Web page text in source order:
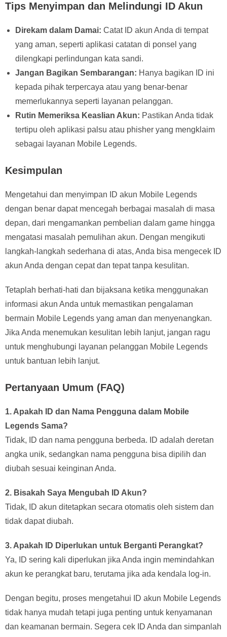
Tips Menyimpan dan Melindungi ID Akun
Direkam dalam Damai: Catat ID akun Anda di tempat
yang aman, seperti aplikasi catatan di ponsel yang
dilengkapi perlindungan kata sandi.
Jangan Bagikan Sembarangan: Hanya bagikan ID ini
kepada pihak terpercaya atau yang benar-benar
memerlukannya seperti layanan pelanggan.
Rutin Memeriksa Keaslian Akun: Pastikan Anda tidak
tertipu oleh aplikasi palsu atau phisher yang mengklaim
sebagai layanan Mobile Legends.
Kesimpulan
Mengetahui dan menyimpan ID akun Mobile Legends
dengan benar dapat mencegah berbagai masalah di masa
depan, dari mengamankan pembelian dalam game hingga
mengatasi masalah pemulihan akun. Dengan mengikuti
langkah-langkah sederhana di atas, Anda bisa mengecek ID
akun Anda dengan cepat dan tepat tanpa kesulitan.
Tetaplah berhati-hati dan bijaksana ketika menggunakan
informasi akun Anda untuk memastikan pengalaman
bermain Mobile Legends yang aman dan menyenangkan.
Jika Anda menemukan kesulitan lebih lanjut, jangan ragu
untuk menghubungi layanan pelanggan Mobile Legends
untuk bantuan lebih lanjut.
Pertanyaan Umum (FAQ)
1. Apakah ID dan Nama Pengguna dalam Mobile
Legends Sama?
Tidak, ID dan nama pengguna berbeda. ID adalah deretan
angka unik, sedangkan nama pengguna bisa dipilih dan
diubah sesuai keinginan Anda.
2. Bisakah Saya Mengubah ID Akun?
Tidak, ID akun ditetapkan secara otomatis oleh sistem dan
tidak dapat diubah.
3. Apakah ID Diperlukan untuk Berganti Perangkat?
Ya, ID sering kali diperlukan jika Anda ingin memindahkan
akun ke perangkat baru, terutama jika ada kendala log-in.
Dengan begitu, proses mengetahui ID akun Mobile Legends
tidak hanya mudah tetapi juga penting untuk kenyamanan
dan keamanan bermain. Segera cek ID Anda dan simpanlah